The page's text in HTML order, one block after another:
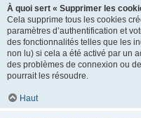
À quoi sert « Supprimer les
Cela supprime tous les cookies
paramètres d’authentification et
des fonctionnalités telles que les
non lu) si cela a été activé par un
des problèmes de connexion ou
pourrait les résoudre.
Haut